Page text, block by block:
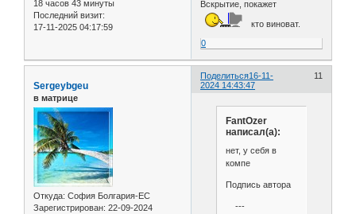
18 часов 43 минуты
Последний визит:
17-11-2025 04:17:59
Вскрытие, покажет
кто виноват.
0
Поделиться 11
16-11-
2024 14:43:47
Sergeybgeu
в матрице
Откуда: София Болгария-ЕС
Зарегистрирован: 22-09-2024
FantOzer
написал(а):
нет, у себя в
компе
Подпись автора
---